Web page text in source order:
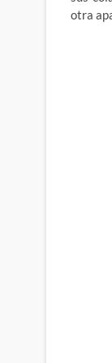
otra